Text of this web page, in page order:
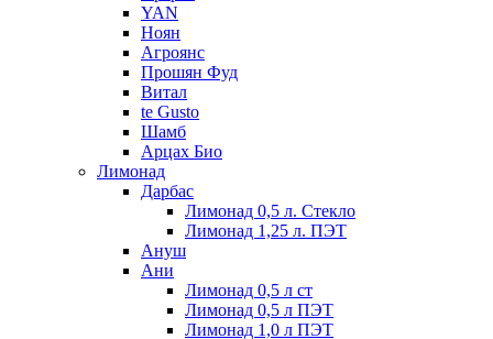
YAN
Ноян
Агроянс
Прошян Фуд
Витал
te Gusto
Шамб
Арцах Био
Лимонад
Дарбас
Лимонад 0,5 л. Стекло
Лимонад 1,25 л. ПЭТ
Ануш
Ани
Лимонад 0,5 л ст
Лимонад 0,5 л ПЭТ
Лимонад 1,0 л ПЭТ